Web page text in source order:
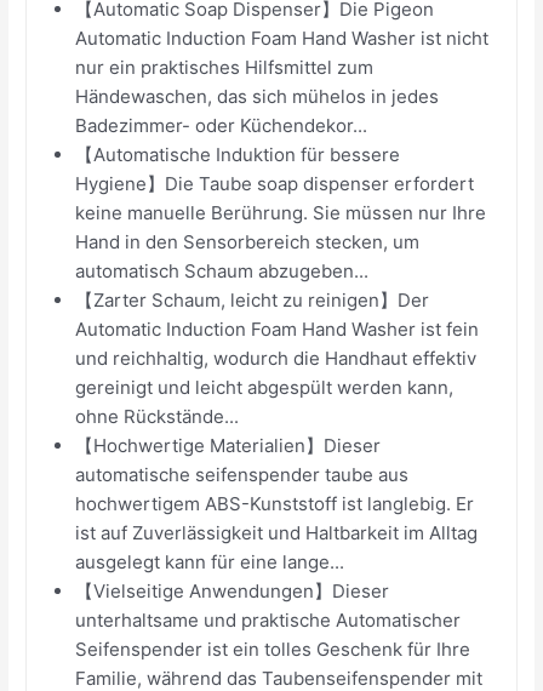
【Automatic Soap Dispenser】Die Pigeon
Automatic Induction Foam Hand Washer ist nicht
nur ein praktisches Hilfsmittel zum
Händewaschen, das sich mühelos in jedes
Badezimmer- oder Küchendekor...
【Automatische Induktion für bessere
Hygiene】Die Taube soap dispenser erfordert
keine manuelle Berührung. Sie müssen nur Ihre
Hand in den Sensorbereich stecken, um
automatisch Schaum abzugeben...
【Zarter Schaum, leicht zu reinigen】Der
Automatic Induction Foam Hand Washer ist fein
und reichhaltig, wodurch die Handhaut effektiv
gereinigt und leicht abgespült werden kann,
ohne Rückstände...
【Hochwertige Materialien】Dieser
automatische seifenspender taube aus
hochwertigem ABS-Kunststoff ist langlebig. Er
ist auf Zuverlässigkeit und Haltbarkeit im Alltag
ausgelegt kann für eine lange...
【Vielseitige Anwendungen】Dieser
unterhaltsame und praktische Automatischer
Seifenspender ist ein tolles Geschenk für Ihre
Familie, während das Taubenseifenspender mit